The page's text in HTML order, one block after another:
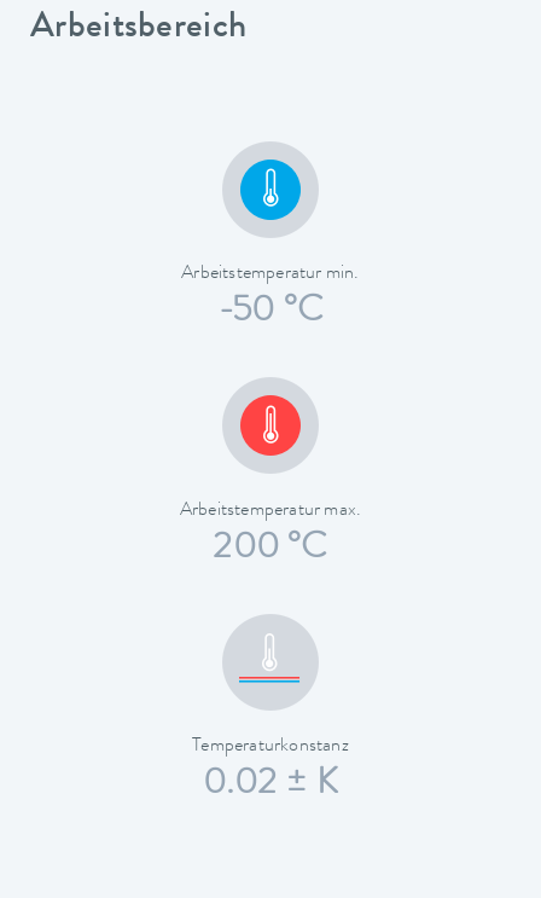
Arbeitsbereich
Arbeitstemperatur min.
-50 °C
Arbeitstemperatur max.
200 °C
Temperaturkonstanz
0.02 ± K